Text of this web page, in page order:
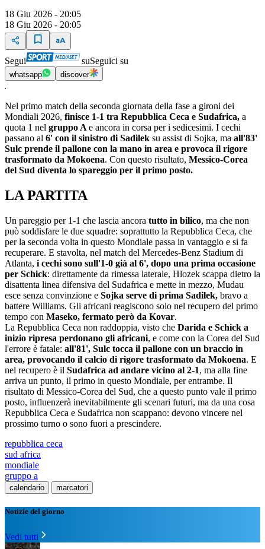
18 Giu 2026 - 20:05
18 Giu 2026 - 20:05
Segui suSeguici su
whatsapp discover
Nel primo match della seconda giornata della fase a gironi dei
Mondiali 2026, finisce 1-1 tra Repubblica Ceca e Sudafrica, a
quota 1 nel gruppo A e ancora in corsa per i sedicesimi. I cechi
passano al 6' con il sinistro di Sadilek su assist di Sojka, ma all'83'
Sulc prende il pallone con la mano in area e provoca il rigore
trasformato da Mokoena. Con questo risultato, Messico-Corea
del Sud diventa lo spareggio per il primo posto.
LA PARTITA
Un pareggio per 1-1 che lascia ancora tutto in bilico, ma che non
può soddisfare le due squadre: soprattutto la Repubblica Ceca, che
per la seconda volta in questo Mondiale passa in vantaggio e si fa
recuperare. E stavolta, nel match del Mercedes-Benz Stadium di
Atlanta, i cechi sono sull'1-0 già al 6', dopo una prima occasione
per Schick: direttamente da rimessa laterale, Hlozek scappa dietro la
disattenta linea difensiva del Sudafrica e mette in mezzo, Mudau
esce senza convinzione e Sojka serve di prima Sadilek, bravo a
battere Williams. Gli africani reagiscono solo nel recupero del primo
tempo con Maseko, fermato però da Kovar.
La Repubblica Ceca non raddoppia, visto che Darida e Schick a
inizio ripresa perdonano gli africani, e come con la Corea del Sud
l'errore è fatale: all'81', Sulc tocca il pallone con un braccio in
area, provocando il calcio di rigore trasformato da Mokoena. E
nel recupero è il Sudafrica ad andare vicino al 2-1, ma alla fine
arriva un punto, il primo in questo Mondiale, per entrambe. Il
risultato di Messico-Corea del Sud, che a questo punto vale il primo
posto, influenzerà inevitabilmente gli scenari futuri, ma da una cosa
Repubblica Ceca e Sudafrica non scappano: devono vincere nel
prossimo turno o sono fuori a prescindere.
repubblica ceca
sud africa
mondiale
gruppo a
calendario marcatori
Notizie del giorno
Vedi tutti